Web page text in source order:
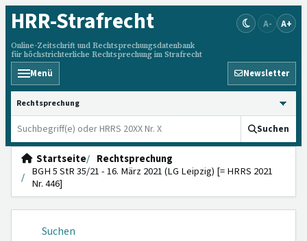
HRR-Strafrecht
Online-Zeitschrift und Rechtsprechungsdatenbank
für höchstrichterliche Rechtsprechung im Strafrecht
A- A+
Menü Newsletter
HRRS durchsuchen
Suchen
Startseite
Rechtsprechung
BGH 5 StR 35/21 - 16. März 2021 (LG Leipzig) [= HRRS 2021
Nr. 446]
Suchen